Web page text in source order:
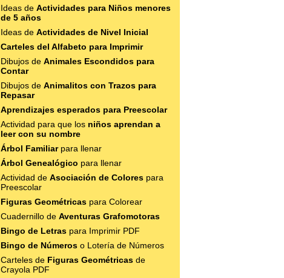
Ideas de Actividades para Niños menores
de 5 años
Ideas de Actividades de Nivel Inicial
Carteles del Alfabeto para Imprimir
Dibujos de Animales Escondidos para
Contar
Dibujos de Animalitos con Trazos para
Repasar
Aprendizajes esperados para Preescolar
Actividad para que los niños aprendan a
leer con su nombre
Árbol Familiarpara llenar
Árbol Genealógico para llenar
Actividad de Asociación de Colores para
Preescolar
Figuras Geométricas para Colorear
Cuadernillo de Aventuras Grafomotoras
Bingo de Letras para Imprimir PDF
Bingo de Números o Lotería de Números
Carteles de Figuras Geométricas de
Crayola PDF